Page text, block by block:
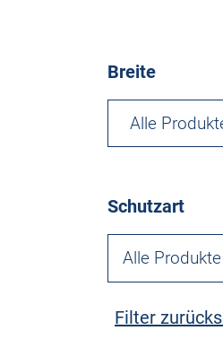
Breite
Schutzart
Alle Produkte
Filter